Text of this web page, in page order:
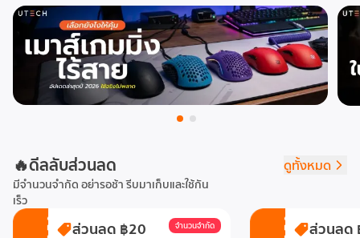
🔥ดีลลับส่วนลด ดูทั้งหมด
มีจำนวนจำกัด อย่ารอช้า รีบมาเก็บและใช้กัน
เร็ว
จำนวนจำกัด
ส่วนลด ฿20 ส่วนลด